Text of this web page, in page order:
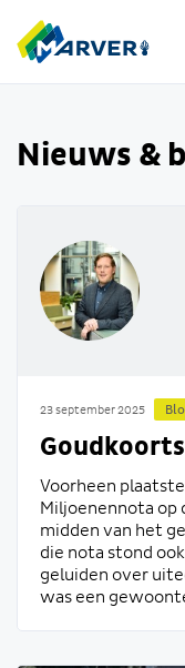
Nieuws &
23 september 2025
Goudkoorts
Voorheen
Miljoenennota op
midden van het
die nota stond
geluiden over
was een